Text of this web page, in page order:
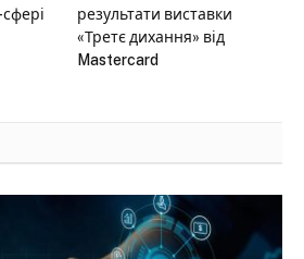
сфері
результати виставки
«Третє дихання» від
Mastercard